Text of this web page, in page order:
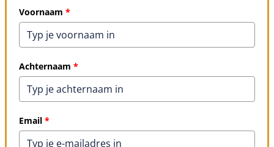
Voornaam *
Achternaam *
Email *